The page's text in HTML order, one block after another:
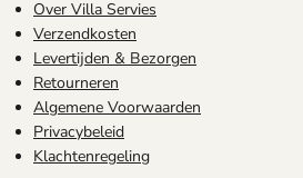
Over Villa Servies
Verzendkosten
Levertijden & Bezorgen
Retourneren
Algemene Voorwaarden
Privacybeleid
Klachtenregeling